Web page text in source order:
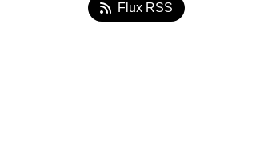
Flux RSS